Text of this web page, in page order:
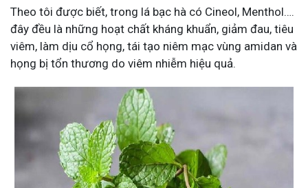
Theo tôi được biết, trong lá bạc hà có Cineol, Menthol….
đây đều là những hoạt chất kháng khuẩn, giảm đau, tiêu
viêm, làm dịu cổ họng, tái tạo niêm mạc vùng amidan và
họng bị tổn thương do viêm nhiễm hiệu quả.